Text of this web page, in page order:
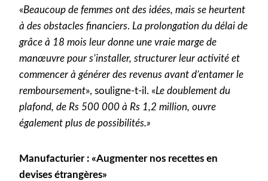
«Beaucoup de femmes ont des idées, mais se heurtent
à des obstacles financiers. La prolongation du délai de
grâce à 18 mois leur donne une vraie marge de
manœuvre pour s’installer, structurer leur activité et
commencer à générer des revenus avant d’entamer le
remboursement», souligne-t-il. «Le doublement du
plafond, de Rs 500 000 à Rs 1,2 million, ouvre
également plus de possibilités.»
Manufacturier : «Augmenter nos recettes en
devises étrangères»